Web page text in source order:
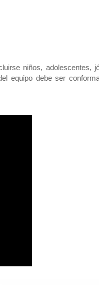
niños, adolescentes,
equipo debe ser